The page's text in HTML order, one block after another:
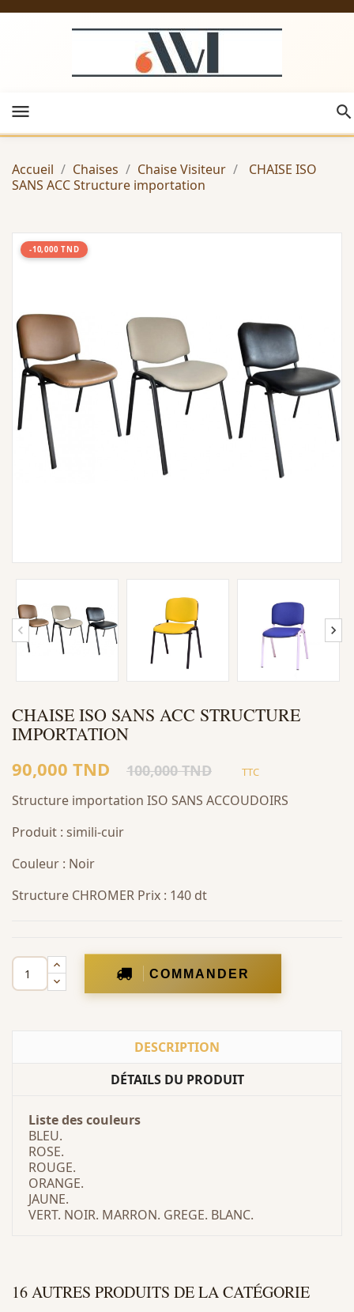
menu
Accueil Chaises Chaise Visiteur
CHAISE ISO
SANS ACC Structure importation
-10,000 TND
CHAISE ISO SANS ACC STRUCTURE
IMPORTATION
90,000 TND 100,000 TND TTC
Structure importation ISO SANS ACCOUDOIRS
Produit : simili-cuir
Couleur : Noir
Structure CHROMER Prix : 140 dt
COMMANDER
DESCRIPTION
DÉTAILS DU PRODUIT
Liste descouleurs
BLEU.
ROSE.
ROUGE.
ORANGE.
JAUNE.
VERT. NOIR. MARRON. GREGE. BLANC.
16 AUTRES PRODUITS DE LA CATÉGORIE